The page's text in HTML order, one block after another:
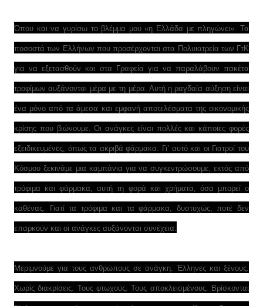
Όπου και να γυρίσω το βλέμμα μου «η Ελλάδα με πληγώνει». Τα
ποσοστά των Ελλήνων που προσέρχονται στα Πολυιατρεία των ΓτΚ
για να εξετασθούν και στα Γραφεία για να παραλάβουν πακέτα
τροφίμων αυξάνονται μέρα με τη μέρα. Αυτή η ραγδαία αύξηση είναι
ένα μόνο από τα άμεσα και εμφανή αποτελέσματα της οικονομικής
κρίσης που βιώνουμε. Οι ανάγκες είναι πολλές και κάποιες φορές
εξειδικευμένες, όπως τα ακριβά φάρμακα. Γι’ αυτό και οι Γιατροί του
Κόσμου ξεκινάμε μια καμπάνια για να συγκεντρώσουμε, εκτός από
τρόφιμα και φάρμακα, αυτή τη φορά και χρήματα, όσα μπορεί ο
καθένας. Γιατί τα τρόφιμα και τα φάρμακα, δυστυχώς, ποτέ δεν
επαρκούν και οι ανάγκες αυξάνονται συνέχεια.
Μεριμνούμε για τους ανθρώπους σε ανάγκη. Έλληνες και ξένους.
Χωρίς διακρίσεις. Τους φτωχούς. Τους αποκλεισμένους. Βρίσκονται